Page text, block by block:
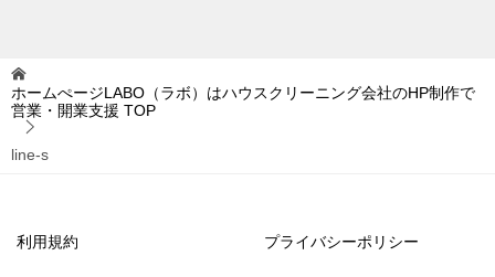
ホームぺージLABO（ラボ）はハウスクリーニング会社のHP制作で
営業・開業支援 TOP
line-s
利用規約 プライバシーポリシー